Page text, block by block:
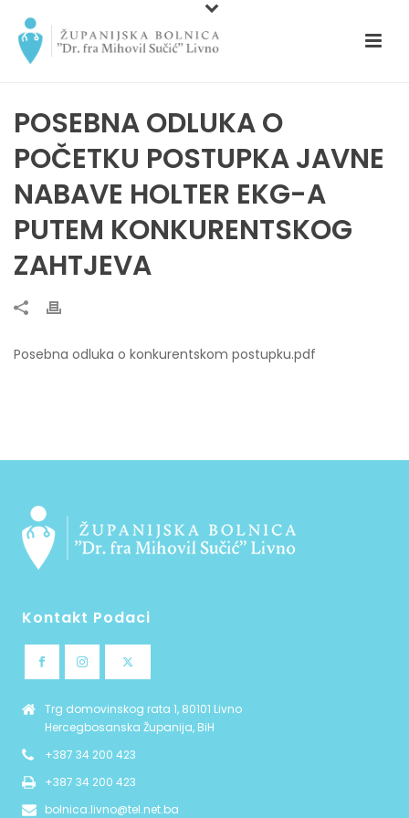
POSEBNA ODLUKA O
POČETKU POSTUPKA JAVNE
NABAVE HOLTER EKG-A
PUTEM KONKURENTSKOG
ZAHTJEVA
Posebna odluka o konkurentskom postupku.pdf
Kontakt Podaci
Trg domovinskog rata 1, 80101 Livno
Hercegbosanska Županija, BiH
+387 34 200 423
+387 34 200 423
bolnica.livno@tel.net.ba